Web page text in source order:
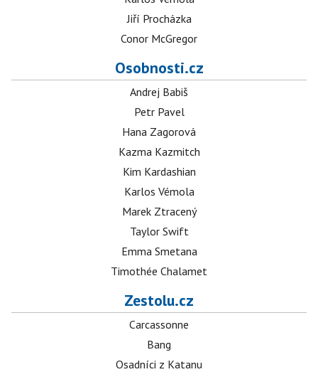
Jiří Procházka
Conor McGregor
Osobnosti.cz
Andrej Babiš
Petr Pavel
Hana Zagorová
Kazma Kazmitch
Kim Kardashian
Karlos Vémola
Marek Ztracený
Taylor Swift
Emma Smetana
Timothée Chalamet
Zestolu.cz
Carcassonne
Bang
Osadníci z Katanu